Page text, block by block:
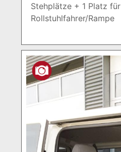
Stehplätze + 1 Platz für
Rollstuhlfahrer/Rampe